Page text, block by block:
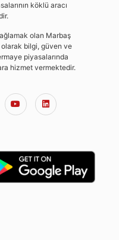
köklü aracı
olan Marbaş
bilgi, güven ve
piyasalarında
hizmet vermektedir.